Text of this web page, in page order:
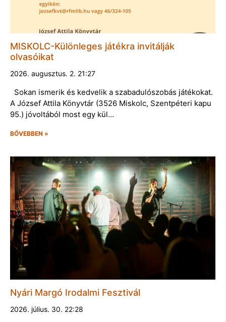
MISKOLC-Különleges játékra invitálják
olvasóikat
2026. augusztus. 2. 21:27
Sokan ismerik és kedvelik a szabadulószobás játékokat.
A József Attila Könyvtár (3526 Miskolc, Szentpéteri kapu
95.) jóvoltából most egy kül…
BŐVEBBEN »
Nyári Margó Irodalmi Fesztivál
2026. július. 30. 22:28